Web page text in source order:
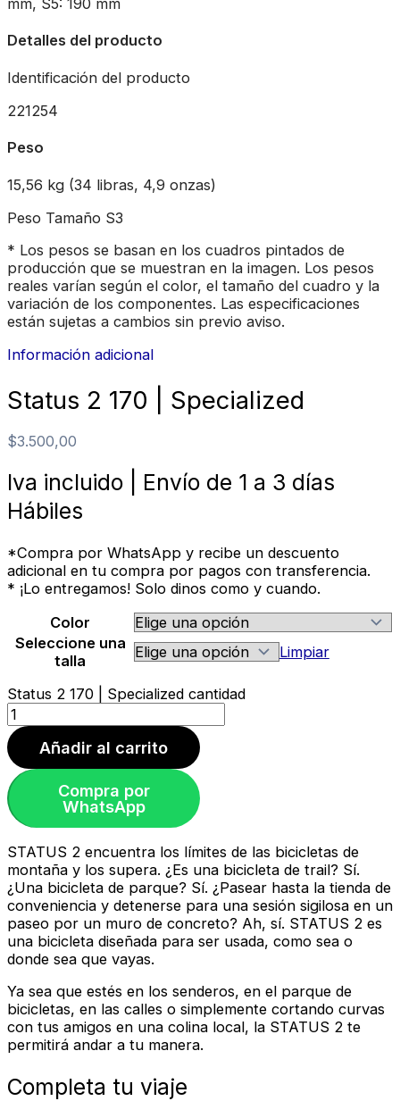
Detalles del producto
Identificación del producto
221254
Peso
15,56 kg (34 libras, 4,9 onzas)
Peso Tamaño S3
* Los pesos se basan en los cuadros pintados de
producción que se muestran en la imagen. Los pesos
reales varían según el color, el tamaño del cuadro y la
variación de los componentes. Las especificaciones
están sujetas a cambios sin previo aviso.
Información adicional
Status 2 170 | Specialized
$3.500,00
Iva incluido | Envío de 1 a 3 días
Hábiles
*Compra por WhatsApp y recibe un descuento
adicional en tu compra por pagos con transferencia.
* ¡Lo entregamos! Solo dinos como y cuando.
Color
Seleccione una
talla
Limpiar
Status 2 170 | Specialized cantidad
Añadir al carrito
Compra por
WhatsApp
STATUS 2 encuentra los límites de las bicicletas de
montaña y los supera. ¿Es una bicicleta de trail? Sí.
¿Una bicicleta de parque? Sí. ¿Pasear hasta la tienda de
conveniencia y detenerse para una sesión sigilosa en un
paseo por un muro de concreto? Ah, sí. STATUS 2 es
una bicicleta diseñada para ser usada, como sea o
donde sea que vayas.
Ya sea que estés en los senderos, en el parque de
bicicletas, en las calles o simplemente cortando curvas
con tus amigos en una colina local, la STATUS 2 te
permitirá andar a tu manera.
Completa tu viaje